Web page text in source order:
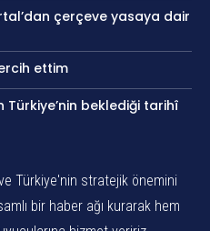
çerçeve yasaya dair
ettim
beklediği tarihî
ve Türkiye'nin stratejik önemini
bir haber ağı kurarak hem